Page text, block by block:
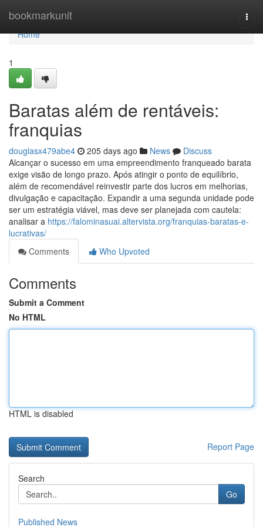
bookmarkunit
Home
Home
1
Baratas além de rentáveis:
franquias
douglasx479abe4 205 days ago News
Discuss
Alcançar o sucesso em uma empreendimento franqueado barata
exige visão de longo prazo. Após atingir o ponto de equilíbrio,
além de recomendável reinvestir parte dos lucros em melhorias,
divulgação e capacitação. Expandir a uma segunda unidade pode
ser um estratégia viável, mas deve ser planejada com cautela:
analisar a https://falominasuai.altervista.org/franquias-baratas-e-
lucrativas/
Comments
Who Upvoted
Comments
Submit a Comment
No HTML
HTML is disabled
Report Page
Search
Go
Published News